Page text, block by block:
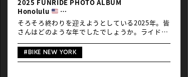
ない […]
2025 FUNRIDE PHOTO ALBUM
Honolulu
NewYork City
Port Douglas
Brisbane
そろそろ終わりを迎えようとしている2025年。皆
さんはどのような年でしたでしょうか。ライドに
たものの、夏はとにかく暑く、機会不足の方が多
かったかもしれません。湿気が多い日本の夏を乗
#BIKE NEW YORK